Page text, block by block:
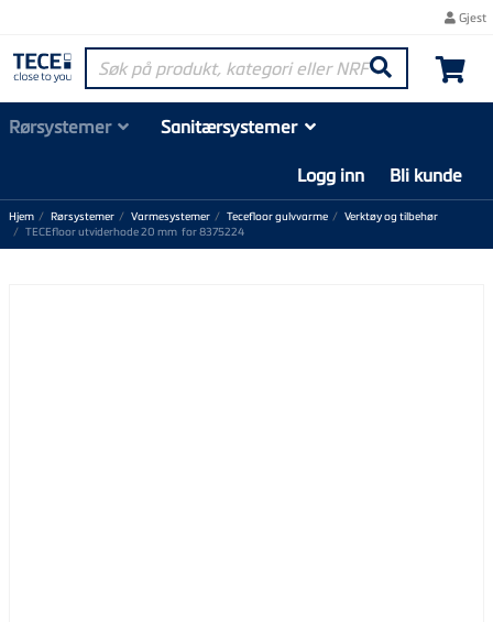
Gjest
Søk på produkt, kategori eller NRF-nummer
Søk
Rørsystemer
Sanitærsystemer
Logg inn
Bli kunde
Hjem Rørsystemer Varmesystemer Tecefloor gulvvarme
Verktøy og tilbehør
TECEfloor utviderhode 20 mm for 8375224